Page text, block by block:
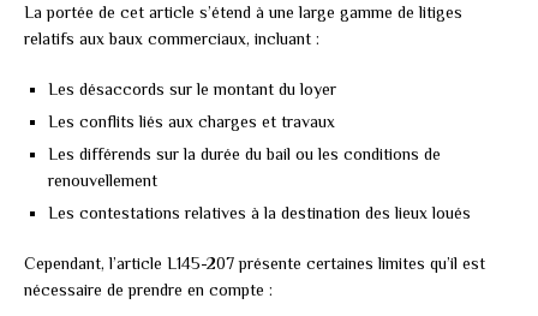
La portée de cet article s’étend à une large gamme de litiges
relatifs aux baux commerciaux, incluant :
Les désaccords sur le montant du loyer
Les conflits liés aux charges et travaux
Les différends sur la durée du bail ou les conditions de
renouvellement
Les contestations relatives à la destination des lieux loués
Cependant, l’article L145-207 présente certaines limites qu’il est
nécessaire de prendre en compte :